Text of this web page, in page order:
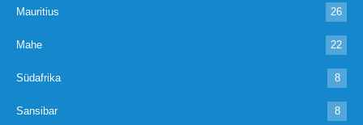
Mauritius 26
Mahe 22
Südafrika 8
Sansibar 8